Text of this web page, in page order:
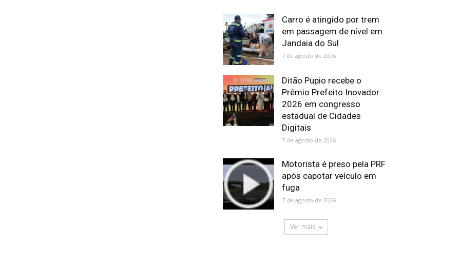
Carro é atingido por trem
em passagem de nível em
Jandaia do Sul
7 de agosto de 2026
Ditão Pupio recebe o
Prêmio Prefeito Inovador
2026 em congresso
estadual de Cidades
Digitais
7 de agosto de 2026
Motorista é preso pela PRF
após capotar veículo em
fuga
7 de agosto de 2026
Ver mais